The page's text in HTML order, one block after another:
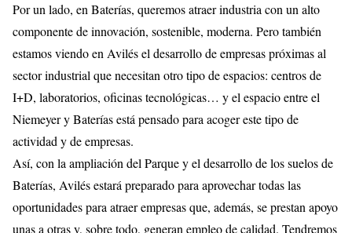
Por un lado, en Baterías, queremos atraer industria con un alto
componente de innovación, sostenible, moderna. Pero también
estamos viendo en Avilés el desarrollo de empresas próximas al
sector industrial que necesitan otro tipo de espacios: centros de
I+D, laboratorios, oficinas tecnológicas… y el espacio entre el
Niemeyer y Baterías está pensado para acoger este tipo de
actividad y de empresas.
Así, con la ampliación del Parque y el desarrollo de los suelos de
Baterías, Avilés estará preparado para aprovechar todas las
oportunidades para atraer empresas que, además, se prestan apoyo
unas a otras y, sobre todo, generan empleo de calidad. Tendremos